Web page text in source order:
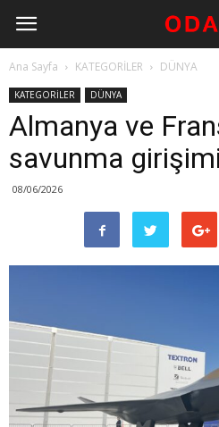
Ana Sayfa KATEGORİLER DÜNYA
KATEGORİLER DÜNYA
Almanya ve
savunma
08/06/2026